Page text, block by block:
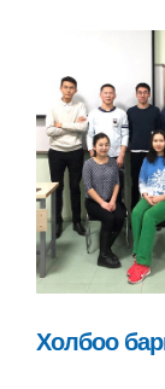
Холбоо